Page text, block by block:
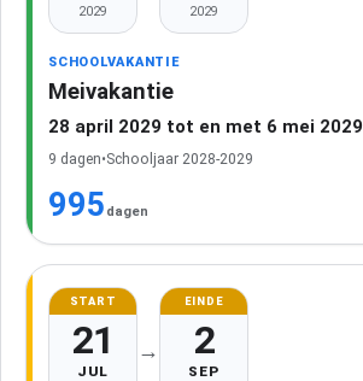
2029 2029
SCHOOLVAKANTIE
Meivakantie
28 april 2029 tot en met 6 mei 2029
9 dagen•Schooljaar 2028-2029
995 dagen
START
21
JUL
→
EINDE
2
SEP